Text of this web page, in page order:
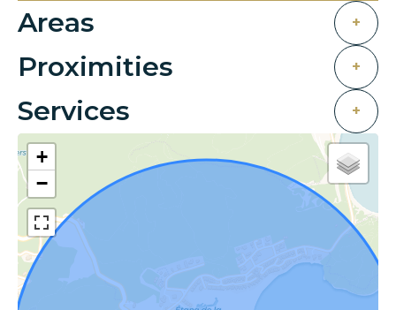
Areas +
Proximities +
Services +
+
−